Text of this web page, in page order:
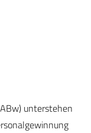
unterstehen